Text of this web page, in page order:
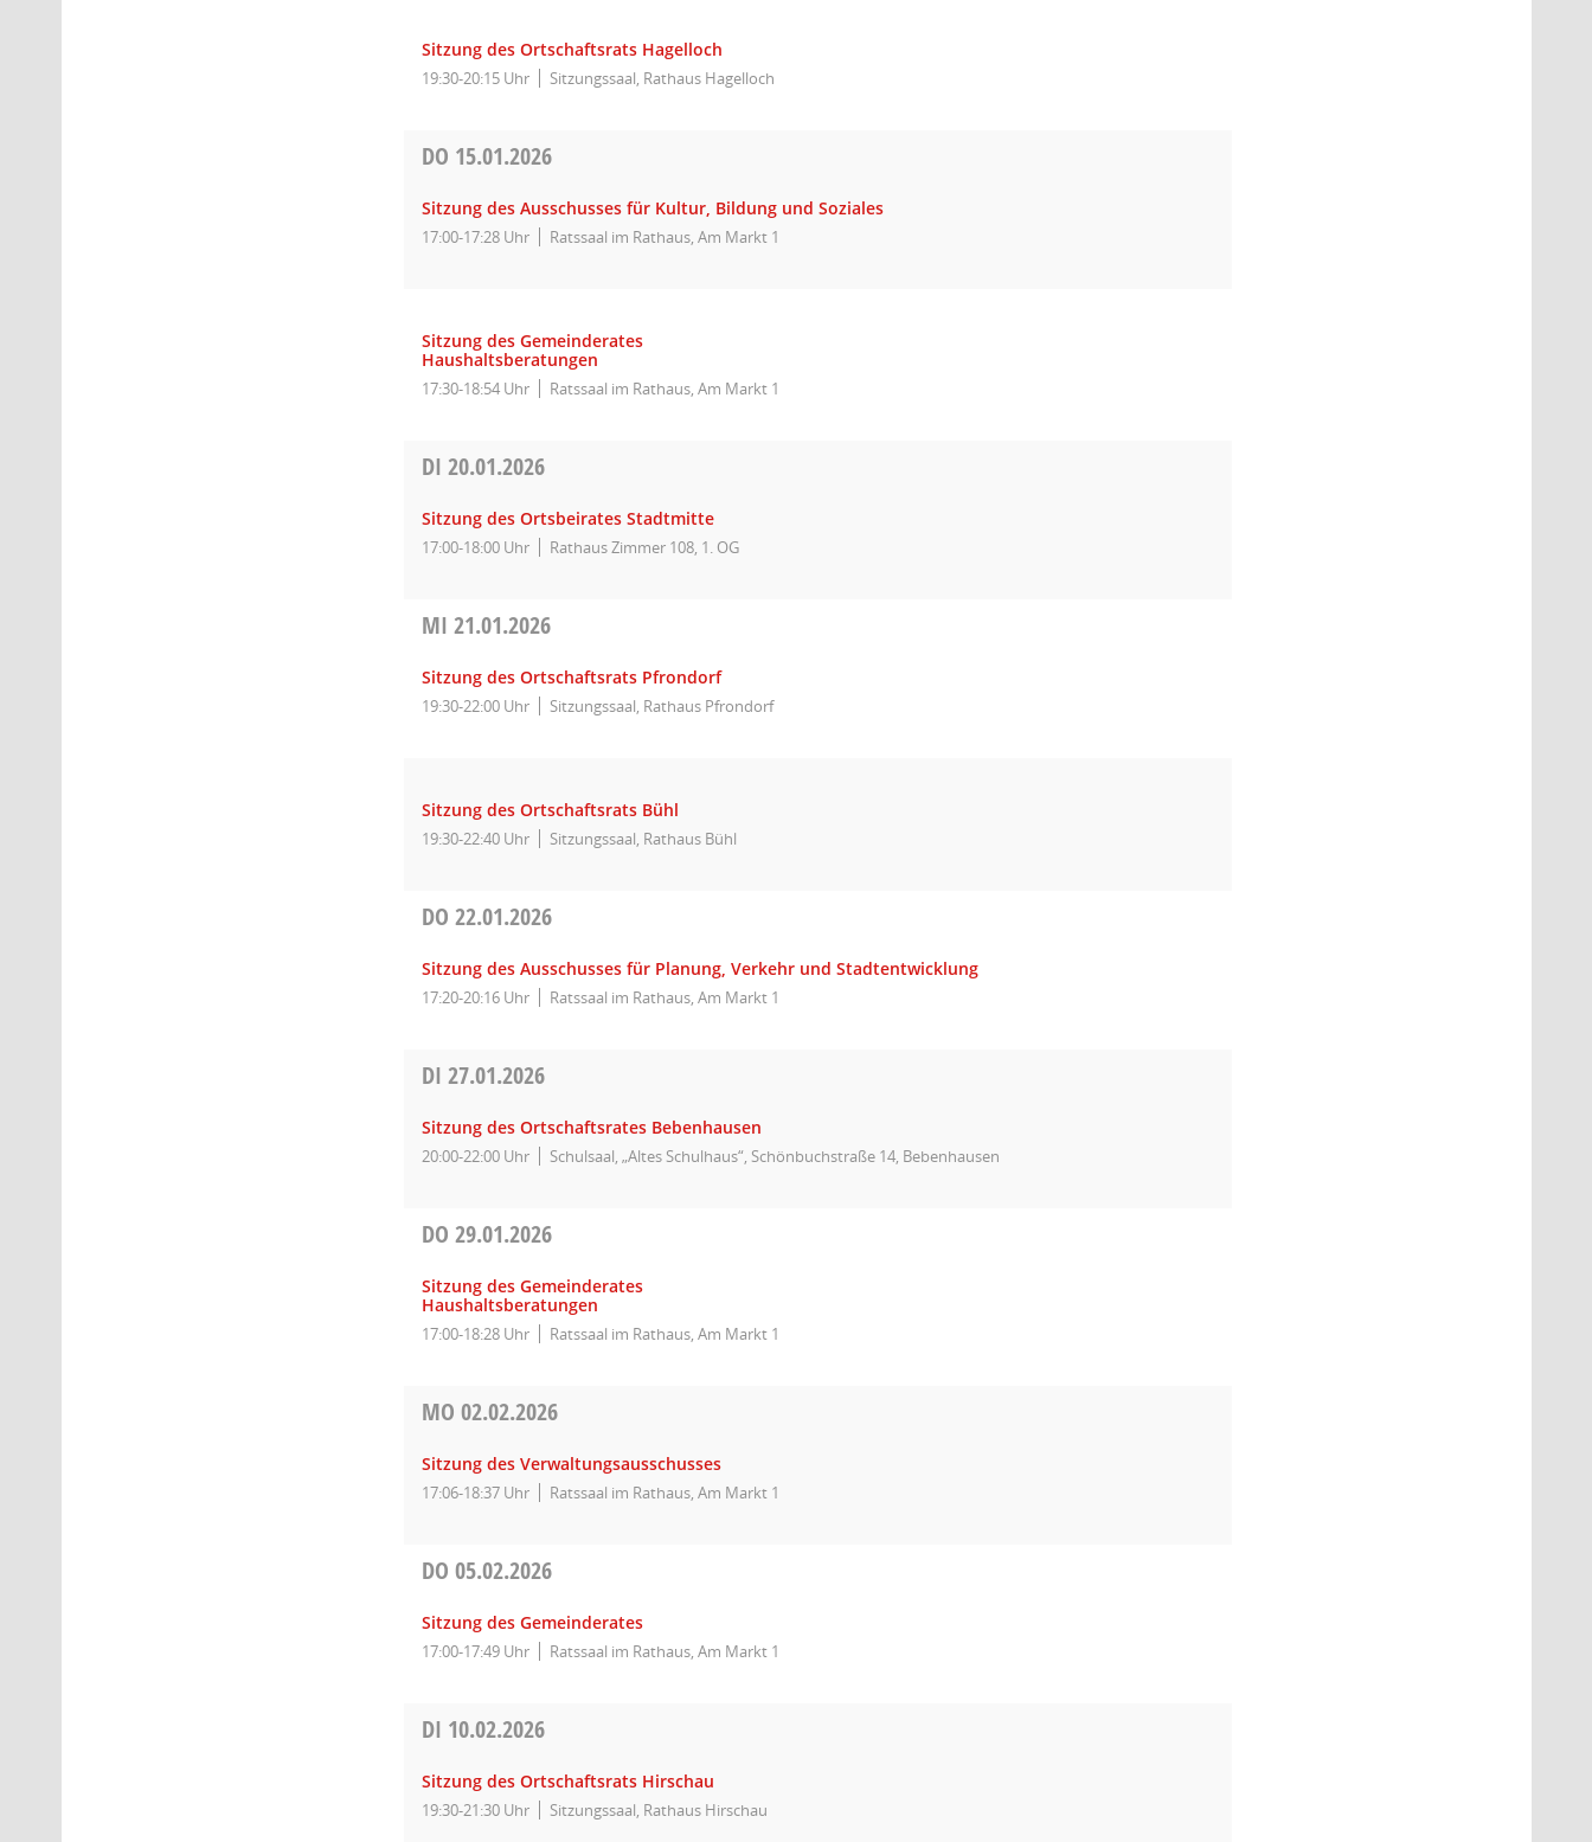
Sitzung des Ortschaftsrats Hagelloch
19:30-20:15 Uhr Sitzungssaal, Rathaus Hagelloch
DO 15.01.2026
Sitzung des Ausschusses für Kultur, Bildung und Soziales
17:00-17:28 Uhr Ratssaal im Rathaus, Am Markt 1
Sitzung des Gemeinderates
Haushaltsberatungen
17:30-18:54 Uhr Ratssaal im Rathaus, Am Markt 1
DI20.01.2026
Sitzung des Ortsbeirates Stadtmitte
17:00-18:00 Uhr Rathaus Zimmer 108, 1. OG
MI21.01.2026
Sitzung des Ortschaftsrats Pfrondorf
19:30-22:00 Uhr Sitzungssaal, Rathaus Pfrondorf
Sitzung des Ortschaftsrats Bühl
19:30-22:40 Uhr Sitzungssaal, Rathaus Bühl
DO22.01.2026
Sitzung des Ausschusses für Planung, Verkehr und Stadtentwicklung
17:20-20:16 Uhr Ratssaal im Rathaus, Am Markt 1
DI27.01.2026
Sitzung des Ortschaftsrates Bebenhausen
20:00-22:00 Uhr Schulsaal, „Altes Schulhaus“, Schönbuchstraße 14, Bebenhausen
DO29.01.2026
Sitzung des Gemeinderates
Haushaltsberatungen
17:00-18:28 Uhr Ratssaal im Rathaus, Am Markt 1
MO02.02.2026
Sitzung des Verwaltungsausschusses
17:06-18:37 Uhr Ratssaal im Rathaus, Am Markt 1
DO05.02.2026
Sitzung des Gemeinderates
17:00-17:49 Uhr Ratssaal im Rathaus, Am Markt 1
DI 10.02.2026
Sitzung des Ortschaftsrats Hirschau
19:30-21:30 Uhr Sitzungssaal, Rathaus Hirschau